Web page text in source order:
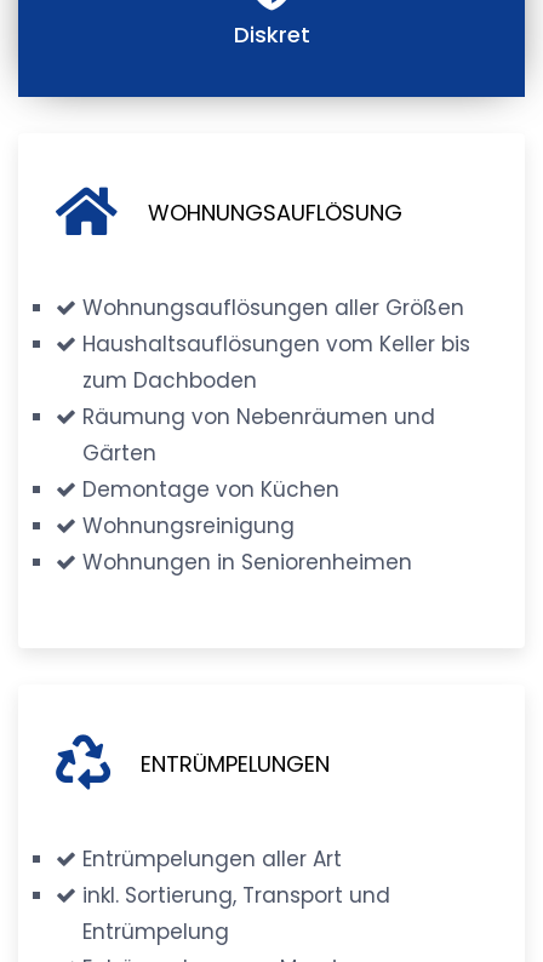
Diskret
WOHNUNGSAUFLÖSUNG
Wohnungsauflösungen aller Größen
Haushaltsauflösungen vom Keller bis
zum Dachboden
Räumung von Nebenräumen und
Gärten
Demontage von Küchen
Wohnungsreinigung
Wohnungen in Seniorenheimen
ENTRÜMPELUNGEN
Entrümpelungen aller Art
inkl. Sortierung, Transport und
Entrümpelung